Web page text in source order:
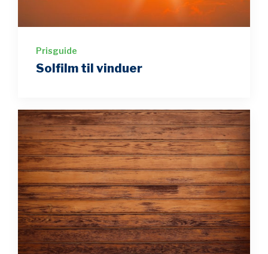
Prisguide
Solfilm til vinduer